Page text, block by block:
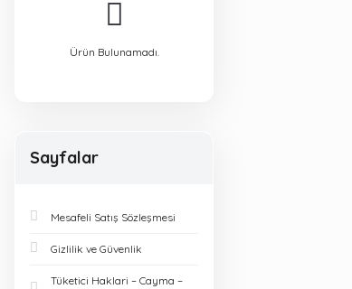
Ürün Bulunamadı.
Sayfalar
Mesafeli Satış Sözleşmesi
Gizlilik ve Güvenlik
Tüketici Haklari – Cayma –